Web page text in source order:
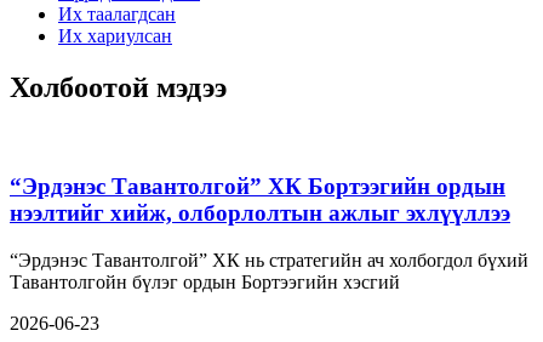
Их таалагдсан
Их хариулсан
Холбоотой мэдээ
“Эрдэнэс Тавантолгой” ХК Бортээгийн ордын
нээлтийг хийж, олборлолтын ажлыг эхлүүллээ
“Эрдэнэс Тавантолгой” ХК нь стратегийн ач холбогдол бүхий
Тавантолгойн бүлэг ордын Бортээгийн хэсгий
2026-06-23